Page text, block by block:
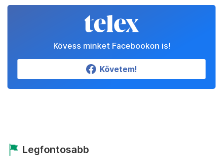
Kövess minket Facebookon is!
Követem!
Legfontosabb